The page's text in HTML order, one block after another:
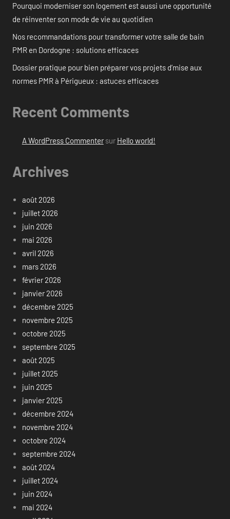
Pourquoi moderniser son logement est aussi une opportunité
de réinventer son mode de vie au quotidien
Nos recommandations pour transformer votre salle de bain
PMR en Dordogne : solutions efficaces
Dossier pratique pour bien préparer vos projets d’mise aux
normes PMR à Périgueux : astuces efficaces
Recent Comments
A WordPress Commentersur Hello world!
Archives
août 2026
juillet 2026
juin 2026
mai 2026
avril 2026
mars 2026
février 2026
janvier 2026
décembre 2025
novembre 2025
octobre 2025
septembre 2025
août 2025
juillet 2025
juin 2025
janvier 2025
décembre 2024
novembre 2024
octobre 2024
septembre 2024
août 2024
juillet 2024
juin 2024
mai 2024